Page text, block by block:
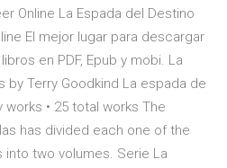
Online La Espada del Destino
El mejor lugar para descargar
en PDF, Epub y mobi. La
by Terry Goodkind La espada de
works • 25 total works The
has divided each one of the
two volumes. Serie La